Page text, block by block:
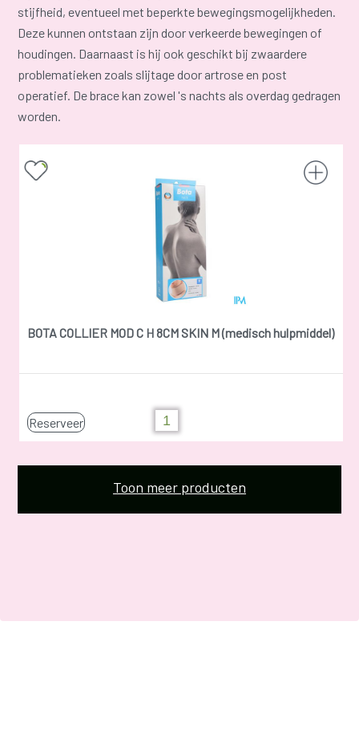
stijfheid, eventueel met beperkte bewegingsmogelijkheden.
Deze kunnen ontstaan zijn door verkeerde bewegingen of
houdingen. Daarnaast is hij ook geschikt bij zwaardere
problematieken zoals slijtage door artrose en post
operatief. De brace kan zowel 's nachts als overdag gedragen
worden.
BOTA COLLIER MOD C H 8CM SKIN M (medisch hulpmiddel)
Reserveer
Toon meer producten